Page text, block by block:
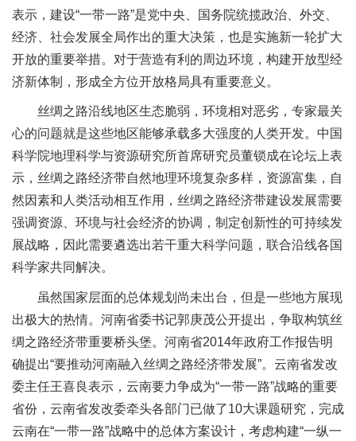
表示，建设“一带一路”是党中央、国务院统揽政治、外交、
经济、社会发展全局作出的重大决策，也是实施新一轮扩大
开放的重要举措。对于营造有利的周边环境，构建开放型经
济新体制，形成全方位开放格局具有重要意义。
丝绸之路沿线地区生态脆弱，环境相对恶劣，专家最关
心的问题就是这些地区能够承载多大强度的人类开发。中国
科学院地理科学与资源研究所首席研究员董锁成在论坛上表
示，丝绸之路经济带自然地理环境复杂多样，资源富集，自
然因素和人类活动相互作用，丝绸之路经济带建设发展需要
强调资源、环境与社会经济的协调，制定创新性的可持续发
展战略，因此需要遴选出若干重大科学问题，联合沿线各国
科学家共同解决。
虽然国家层面的总体规划尚未出台，但是一些地方展现
出极大的热情。河南省委书记郭庚茂公开提出，争取构筑丝
绸之路经济带重要桥头堡。河南省2014年政府工作报告明
确提出“要推动河南融入丝绸之路经济带发展”。云南省发改
委主任王喜良表示，云南要力争成为“一带一路”战略的重要
省份，云南省发改委牵头各部门已做了10大课题研究，完成
云南在“一带一路”战略中的总体方案设计，考虑构建“一纵一